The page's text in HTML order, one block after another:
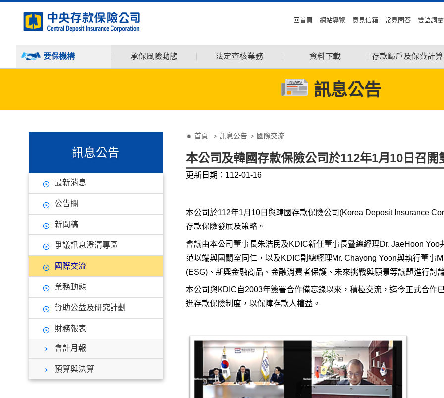
回首頁 網站導覽 意見信箱 常見問答 雙語詞彙
要保機構 承保風險動態 法定查核業務 資料下載 存款歸戶及保費計
訊息公告
訊息公告
最新消息
公告欄
新聞稿
爭議訊息澄清專區
國際交流
業務動態
贊助公益及研究計劃
財務報表
會計月報
預算與決算
首頁 訊息公告 國際交流
本公司及韓國存款保險公司於112年1月10日召開
更新日期：112-01-16
本公司於112年1月10日與韓國存款保險公司(Korea Deposit Insurance
存款保險發展及策略。
會議由本公司董事長朱浩民及KDIC新任董事長暨總經理Dr. JaeHoon
范以端與國關室同仁，以及KDIC副總經理Mr. Chayong Yoon與執行董事
(ESG)、新興金融商品、金融消費者保護、未來挑戰與願景等議題進行討
本公司與KDIC自2003年簽署合作備忘錄以來，積極交流，迄今正式合作
進存款保險制度，以保障存款人權益。